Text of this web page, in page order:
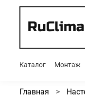
Каталог Монтаж
Главная